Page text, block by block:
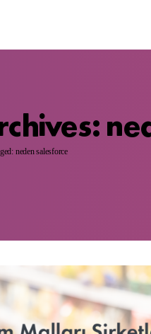
neden salesforce